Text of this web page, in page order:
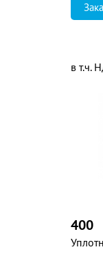
400
в т.ч.